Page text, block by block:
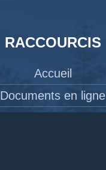
RACCOURCIS
Accueil
Documents en ligne